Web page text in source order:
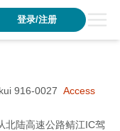
登录/注册
916-0027 Access
北陆高速公路鲭江IC驾